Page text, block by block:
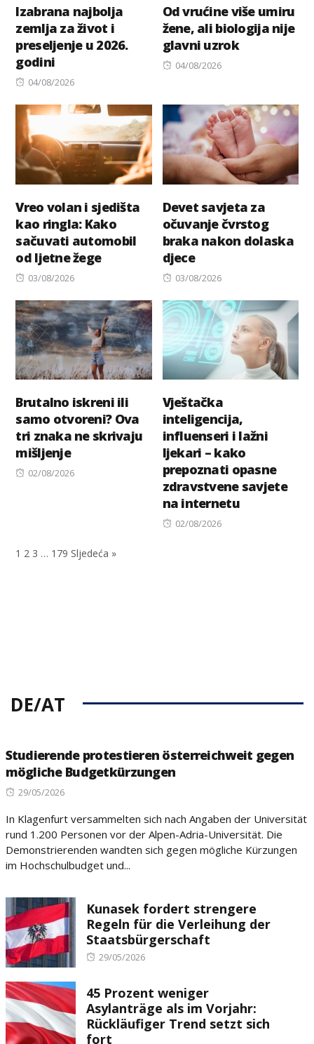
Izabrana najbolja
zemlja za život i
preseljenje u 2026.
godini
Posted
04/08/2026
Od vrućine više umiru
žene, ali biologija nije
glavni uzrok
Posted
04/08/2026
Vreo volan i sjedišta
kao ringla: Kako
sačuvati automobil
od ljetne žege
Posted
03/08/2026
Devet savjeta za
očuvanje čvrstog
braka nakon dolaska
djece
Posted
03/08/2026
Brutalno iskreni ili
samo otvoreni? Ova
tri znaka ne skrivaju
mišljenje
Posted
02/08/2026
Vještačka
inteligencija,
influenseri i lažni
ljekari – kako
prepoznati opasne
zdravstvene savjete
na internetu
Posted
02/08/2026
1 2 3 … 179 Sljedeća »
DE/AT
Studierende protestieren österreichweit gegen
mögliche Budgetkürzungen
Posted
29/05/2026
In Klagenfurt versammelten sich nach Angaben der Universität
rund 1.200 Personen vor der Alpen-Adria-Universität. Die
Demonstrierenden wandten sich gegen mögliche Kürzungen
im Hochschulbudget und...
Kunasek fordert strengere
Regeln für die Verleihung der
Staatsbürgerschaft
Posted
29/05/2026
45 Prozent weniger
Asylanträge als im Vorjahr:
Rückläufiger Trend setzt sich
fort